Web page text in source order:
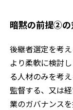
暗黙の前提②の
後継者選定を考
より柔軟に検討
る人材のみを考
監督する、又は
業のガバナンス